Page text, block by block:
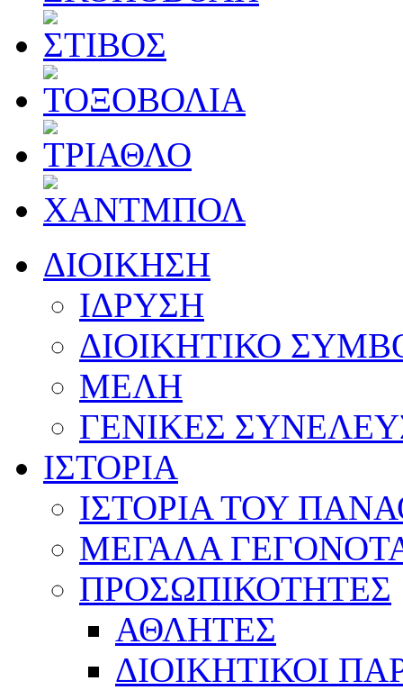
ΔΙΟΙΚΗΣΗ
ΙΔΡΥΣΗ
ΔΙΟΙΚΗΤΙΚΟ
ΜΕΛΗ
ΓΕΝΙΚΕΣ
ΙΣΤΟΡΙΑ
ΙΣΤΟΡΙΑ ΤΟΥ
ΜΕΓΑΛΑ
ΠΡΟΣΩΠΙΚΟΤΗΤΕΣ
ΑΘΛΗΤΕΣ
ΔΙΟΙΚΗΤΙΚΟΙ